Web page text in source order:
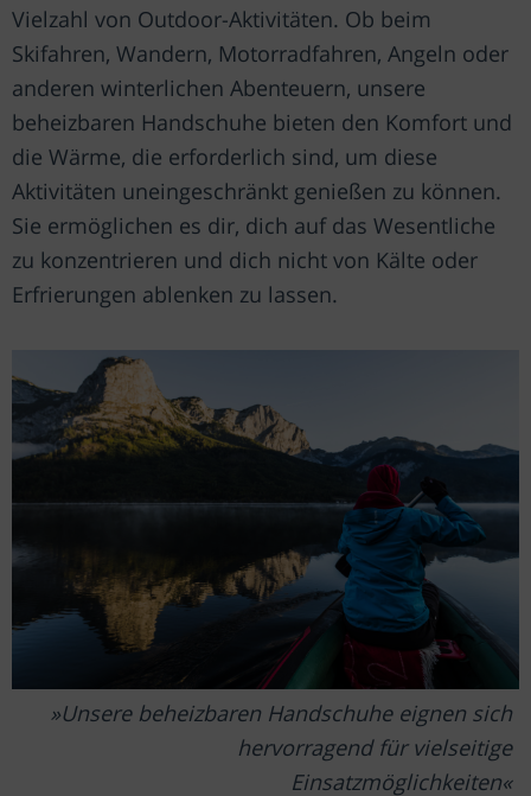
Vielzahl von Outdoor-Aktivitäten. Ob beim
Skifahren, Wandern, Motorradfahren, Angeln oder
anderen winterlichen Abenteuern, unsere
beheizbaren Handschuhe bieten den Komfort und
die Wärme, die erforderlich sind, um diese
Aktivitäten uneingeschränkt genießen zu können.
Sie ermöglichen es dir, dich auf das Wesentliche
zu konzentrieren und dich nicht von Kälte oder
Erfrierungen ablenken zu lassen.
Unsere beheizbaren Handschuhe eignen sich
hervorragend für vielseitige
Einsatzmöglichkeiten